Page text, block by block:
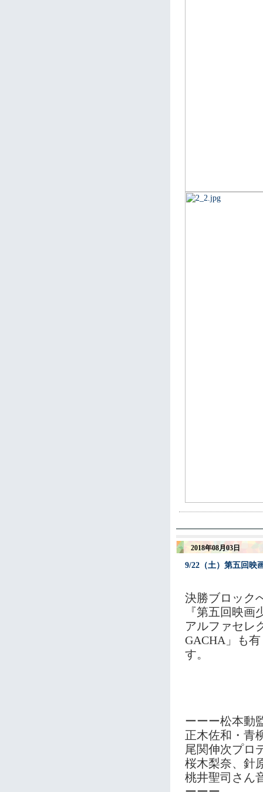
2018年08月03日
9/22（土）第五回映
決勝ブロック
『第五回映画
アルファセレ
GACHA」も
す。
ーーー松本動
正木佐和・青
尾関伸次プロ
桜木梨奈、針
桃井聖司さん